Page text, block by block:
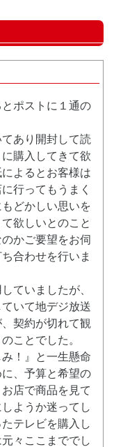
ポストに１通の
あり開封して読
購入してきて欲
よるとお客様は
行ってもうまく
どかしい思いを
欲しいとのこと
かご要望をお伺
合わせを行いま
ていましたが、
いて地デジ放送
契約が切れて観
ことでした。
！』と一生懸命
、予算と希望の
店で商品を見て
ようか迷ってし
テレビを購入し
々ここまででし